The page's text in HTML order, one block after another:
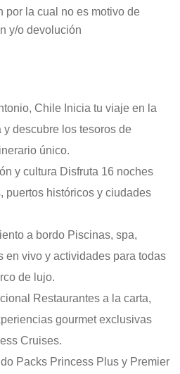
por la cual no es motivo de
y/o devolución
Chile Inicia tu viaje en la
descubre los tesoros de
único.
y cultura Disfruta 16 noches
puertos históricos y ciudades
a bordo Piscinas, spa,
en vivo y actividades para todas
de lujo.
Restaurantes a la carta,
gourmet exclusivas
Cruises.
Packs Princess Plus y Premier